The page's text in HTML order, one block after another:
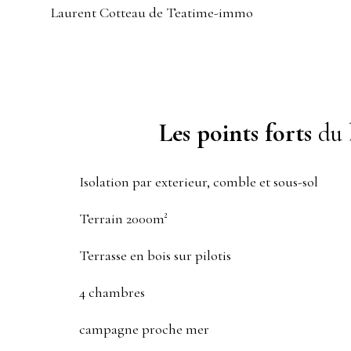
Laurent Cotteau de Teatime-immo
Les points forts du
Isolation par exterieur, comble et sous-sol
Terrain 2000m²
Terrasse en bois sur pilotis
4 chambres
campagne proche mer